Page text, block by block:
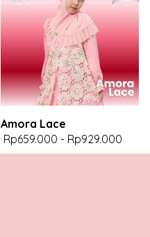
Amora Lace
Rp659.000 - Rp929.000